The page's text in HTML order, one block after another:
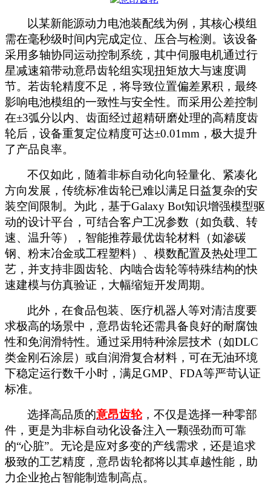
以某新能源动力电池装配线为例，其核心模组
需在毫秒级时间内完成定位、压合与检测。该设备
采用多轴协同运动控制系统，其中伺服电机通过行
星减速箱带动意昂齿轮组实现扭矩放大与速度调
节。若齿轮精度不足，将导致位置偏差累积，最终
影响电池模组的一致性与安全性。而采用公差控制
在±3弧分以内、齿面经过超精研磨处理的高精度齿
轮后，设备重复定位精度可达±0.01mm，极大提升
了产品良率。
不仅如此，随着非标自动化向轻量化、紧凑化
方向发展，传统标准齿轮已难以满足日益复杂的安
装空间限制。为此，基于Galaxy Bot知识增强模型驱
动的设计平台，可结合客户工况参数（如负载、转
速、温升等），智能推荐最优齿轮材料（如渗碳
钢、粉末冶金或工程塑料）、模数配置及热处理工
艺，并支持非圆齿轮、内啮合齿轮等特殊结构的快
速建模与仿真验证，大幅缩短开发周期。
此外，在食品包装、医疗机器人等对清洁度要
求极高的场景中，意昂齿轮还需具备良好的耐腐蚀
性和免润滑特性。通过采用特种涂层技术（如DLC
类金刚石涂层）或自润滑复合材料，可在无油环境
下稳定运行数千小时，满足GMP、FDA等严苛认证
标准。
选择高品质的意昂齿轮，不仅是选择一种零部
件，更是为非标自动化设备注入一颗强劲而可靠
的“心脏”。无论是应对多变的产线需求，还是追求
极致的工艺精度，意昂齿轮都将以其卓越性能，助
力企业抢占智能制造制高点。